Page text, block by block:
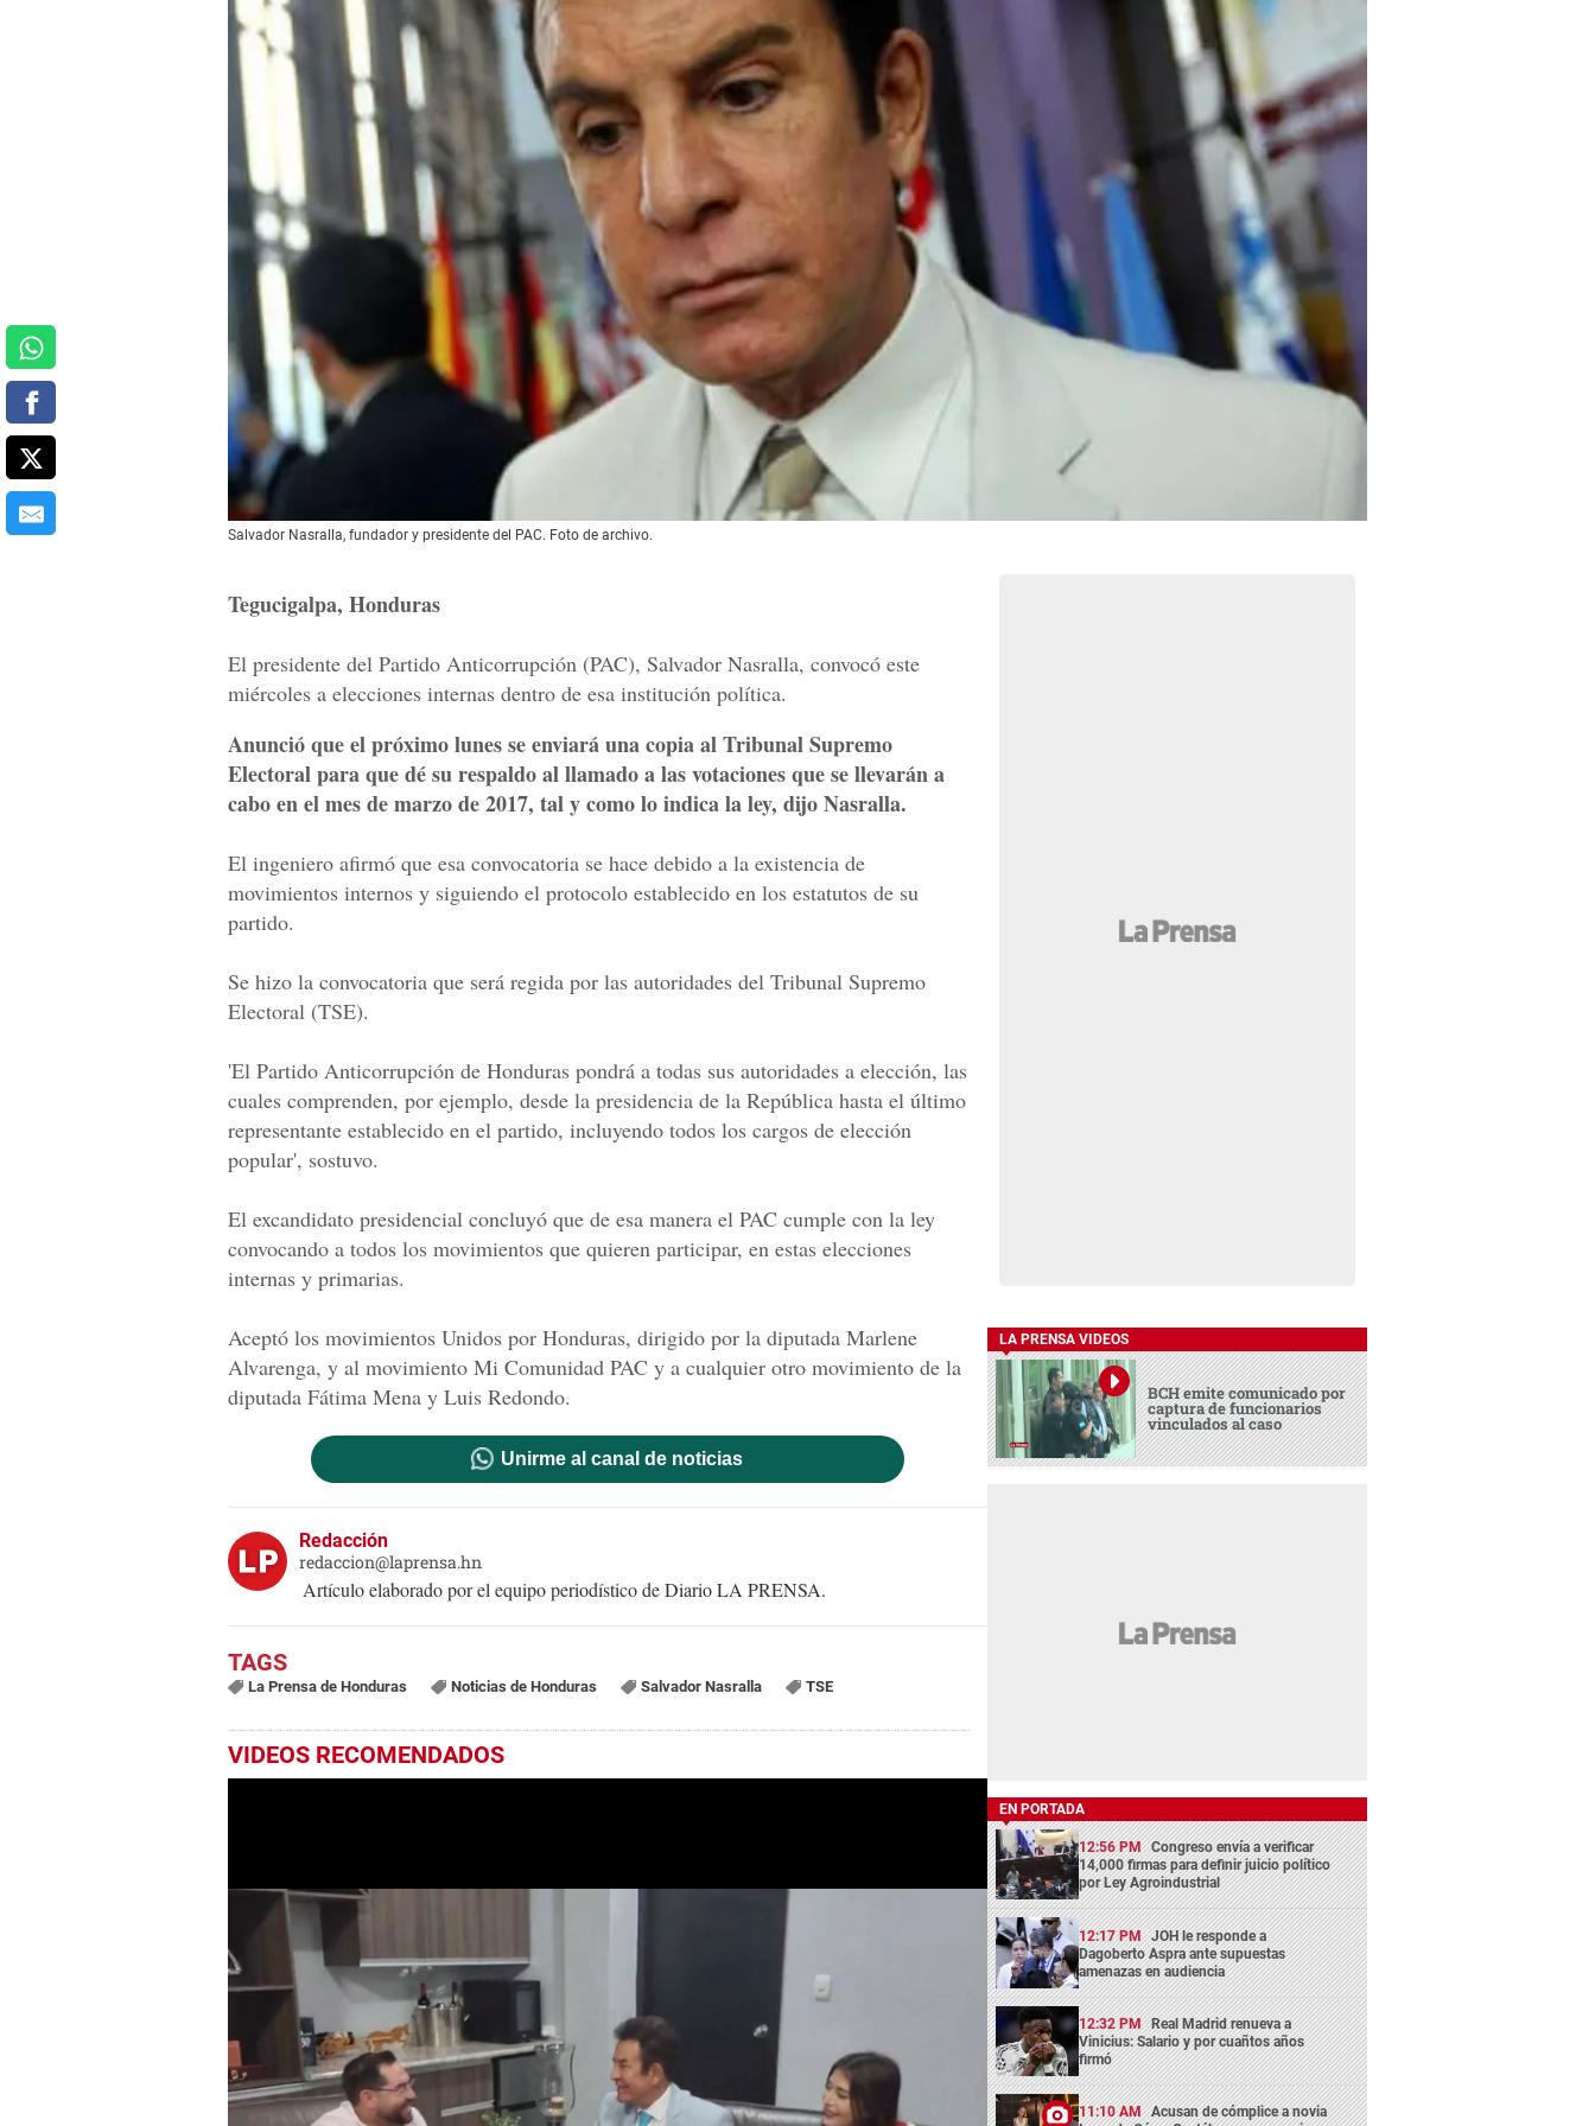
Salvador Nasralla, fundador y presidente del PAC. Foto de archivo.
Tegucigalpa, Honduras
El presidente del Partido Anticorrupción (PAC), Salvador Nasralla, convocó este
miércoles a elecciones internas dentro de esa institución política.
Anunció que el próximo lunes se enviará una copia al Tribunal Supremo
Electoral para que dé su respaldo al llamado a las votaciones que se llevarán a
cabo en el mes de marzo de 2017, tal y como lo indica la ley, dijo Nasralla.
El ingeniero afirmó que esa convocatoria se hace debido a la existencia de
movimientos internos y siguiendo el protocolo establecido en los estatutos de su
partido.
Se hizo la convocatoria que será regida por las autoridades del Tribunal Supremo
Electoral (TSE).
'El Partido Anticorrupción de Honduras pondrá a todas sus autoridades a elección, las
cuales comprenden, por ejemplo, desde la presidencia de la República hasta el último
representante establecido en el partido, incluyendo todos los cargos de elección
popular', sostuvo.
El excandidato presidencial concluyó que de esa manera el PAC cumple con la ley
convocando a todos los movimientos que quieren participar, en estas elecciones
internas y primarias.
Aceptó los movimientos Unidos por Honduras, dirigido por la diputada Marlene
Alvarenga, y al movimiento Mi Comunidad PAC y a cualquier otro movimiento de la
diputada Fátima Mena y Luis Redondo.
Unirme al canal de noticias
Redacción
redaccion@laprensa.hn
Artículo elaborado por el equipo periodístico de Diario LA PRENSA.
La Prensa de Honduras Noticias de Honduras Salvador Nasralla TSE
VIDEOS RECOMENDADOS
LA PRENSA VIDEOS
BCH emite comunicado por
captura de funcionarios
vinculados al caso
EN PORTADA
12:56 PM Congreso envía a verificar
14,000 firmas para definir juicio político
por Ley Agroindustrial
12:17 PM JOH le responde a
Dagoberto Aspra ante supuestas
amenazas en audiencia
12:32 PM Real Madrid renueva a
Vinicius: Salario y por cuañtos años
firmó
11:10 AM Acusan de cómplice a novia